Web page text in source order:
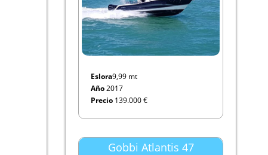
Eslora9,99 mt
Año2017
Precio139.000 €
Gobbi Atlantis 47